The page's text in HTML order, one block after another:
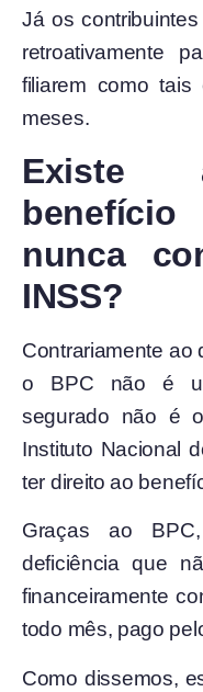
Já os
retroativamente
filiarem como
meses.
Existe
nunca
INSS?
Contrariamente ao
o BPC não é
segurado não é
Instituto Nacional
ter direito ao
Graças ao
deficiência que
financeiramente
todo mês, pago
Como dissemos,